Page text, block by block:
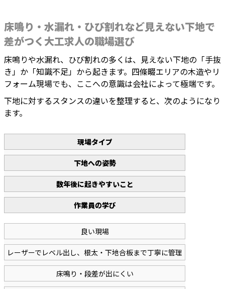
床鳴り・水漏れ・ひび割れなど見えない下地で
差がつく大工求人の職場選び
床鳴りや水漏れ、ひび割れの多くは、見えない下地の「手抜
き」か「知識不足」から起きます。四條畷エリアの木造やリ
フォーム現場でも、ここへの意識は会社によって極端です。
下地に対するスタンスの違いを整理すると、次のようになり
ます。
現場タイプ
下地への姿勢
数年後に起きやすいこと
作業員の学び
良い現場
レーザーでレベル出し、根太・下地合板まで丁寧に管理
床鳴り・段差が出にくい